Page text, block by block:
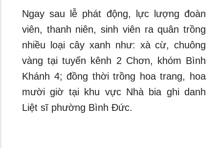
Ngay sau lễ phát động, lực lượng đoàn
viên, thanh niên, sinh viên ra quân trồng
nhiều loại cây xanh như: xà cừ, chuông
vàng tại tuyến kênh 2 Chơn, khóm Bình
Khánh 4; đồng thời trồng hoa trang, hoa
mười giờ tại khu vực Nhà bia ghi danh
Liệt sĩ phường Bình Đức.